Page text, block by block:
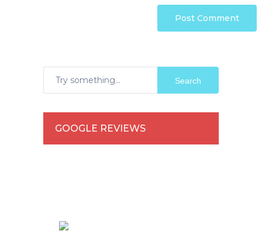
Search
GOOGLE REVIEWS